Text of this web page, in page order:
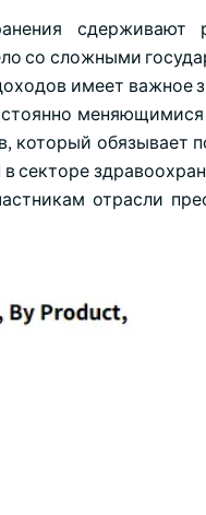
сдерживают
со сложными
имеет важное
который обязывает
секторе
отрасли